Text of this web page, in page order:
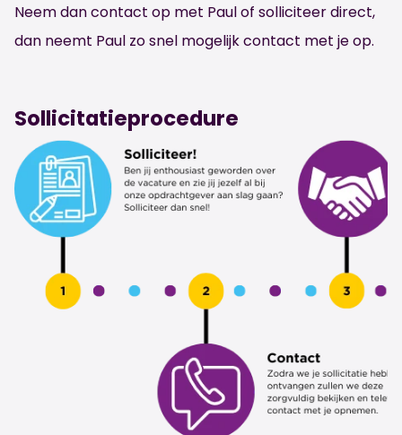
Neem dan contact op met Paul of solliciteer direct,
dan neemt Paul zo snel mogelijk contact met je op.
Sollicitatieprocedure